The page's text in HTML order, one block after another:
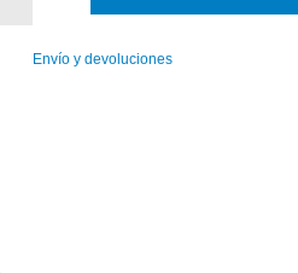
Envío y devoluciones